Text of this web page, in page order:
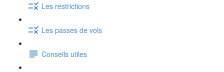
Les restrictions
Les passes de vols
Conseils utiles